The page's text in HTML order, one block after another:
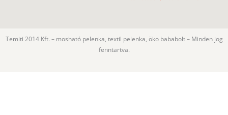
Temiti 2014 Kft. – mosható pelenka, textil pelenka, öko bababolt – Minden jog
fenntartva.